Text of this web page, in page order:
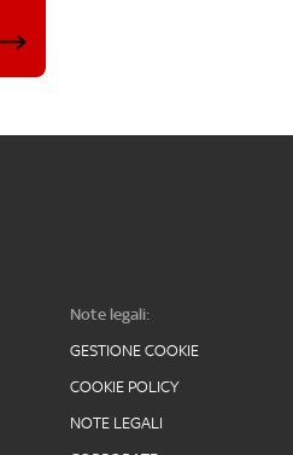
Note legali:
GESTIONE COOKIE
COOKIE POLICY
NOTE LEGALI